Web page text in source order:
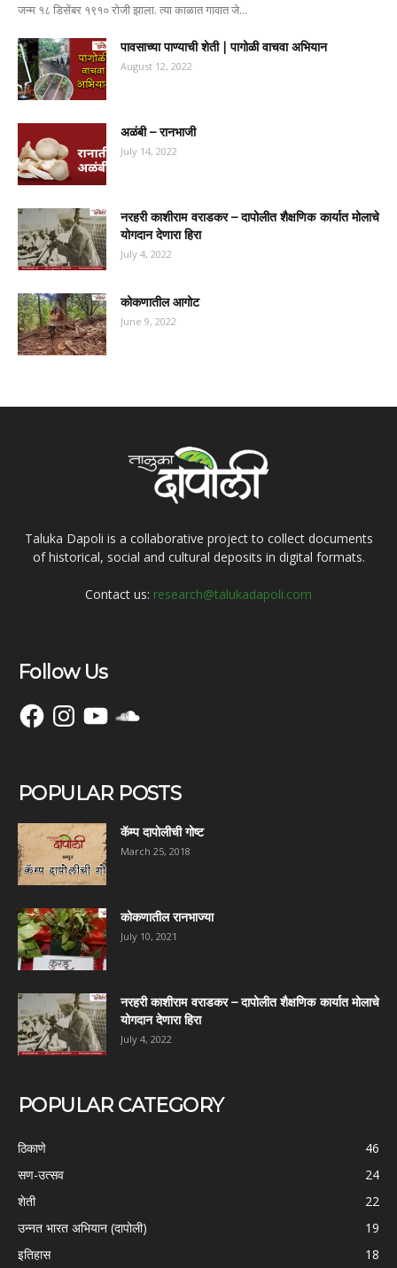
जन्म १८ डिसेंबर १९१० रोजी झाला. त्या काळात गावात जे...
पावसाच्या पाण्याची शेती | पागोळी वाचवा अभियान
August 12, 2022
अळंबी – रानभाजी
July 14, 2022
नरहरी काशीराम वराडकर – दापोलीत शैक्षणिक कार्यात मोलाचे
योगदान देणारा हिरा
July 4, 2022
कोकणातील आगोट
June 9, 2022
Taluka Dapoli is a collaborative project to collect documents
of historical, social and cultural deposits in digital formats.
Contact us: research@talukadapoli.com
Follow Us
FacebookInstagramYouTubeSoundCloud
POPULAR POSTS
कॅम्प दापोलीची गोष्ट
March 25, 2018
कोकणातील रानभाज्या
July 10, 2021
नरहरी काशीराम वराडकर – दापोलीत शैक्षणिक कार्यात मोलाचे
योगदान देणारा हिरा
July 4, 2022
POPULAR CATEGORY
ठिकाणे
46
सण-उत्सव
24
शेती
22
उन्नत भारत अभियान (दापोली)
19
इतिहास
18